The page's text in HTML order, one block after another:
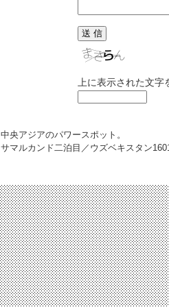
上に表示された文
中央アジアのパワースポット。
サマルカンド二泊目／ウズベキスタン